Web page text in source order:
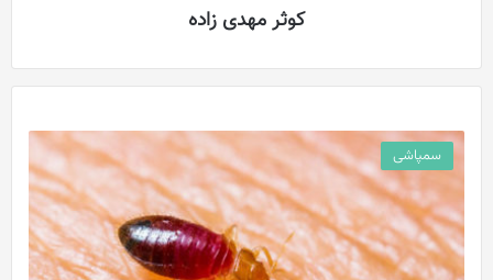
کوثر مهدی زاده
سمپاشی